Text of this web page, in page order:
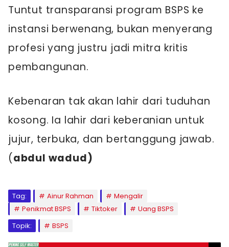
Tuntut transparansi program BSPS ke
instansi berwenang, bukan menyerang
profesi yang justru jadi mitra kritis
pembangunan.
Kebenaran tak akan lahir dari tuduhan
kosong. Ia lahir dari keberanian untuk
jujur, terbuka, dan bertanggung jawab.
(abdul wadud)
Tag: Ainur Rahman
Mengalir
Penikmat BSPS
Tiktoker
Uang BSPS
Topik:
BSPS